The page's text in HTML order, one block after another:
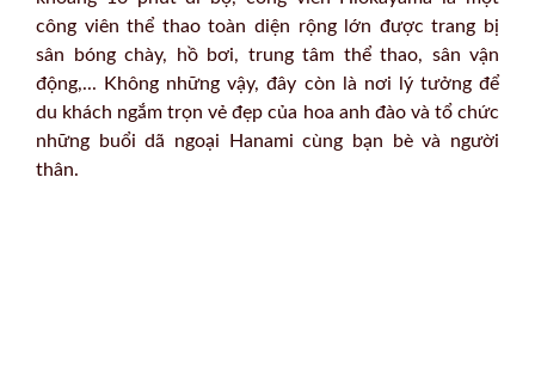
công viên thể thao toàn diện rộng lớn được trang bị
sân bóng chày, hồ bơi, trung tâm thể thao, sân vận
động,... Không những vậy, đây còn là nơi lý tưởng để
du khách ngắm trọn vẻ đẹp của hoa anh đào và tổ chức
những buổi dã ngoại Hanami cùng bạn bè và người
thân.